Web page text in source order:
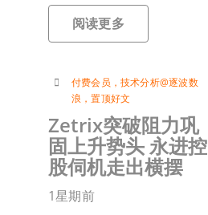
阅读更多
付费会员 ， 技术分析@逐波数
浪 ，置顶好文
Zetrix突破阻力巩
固上升势头 永进控
股伺机走出横摆
1星期前